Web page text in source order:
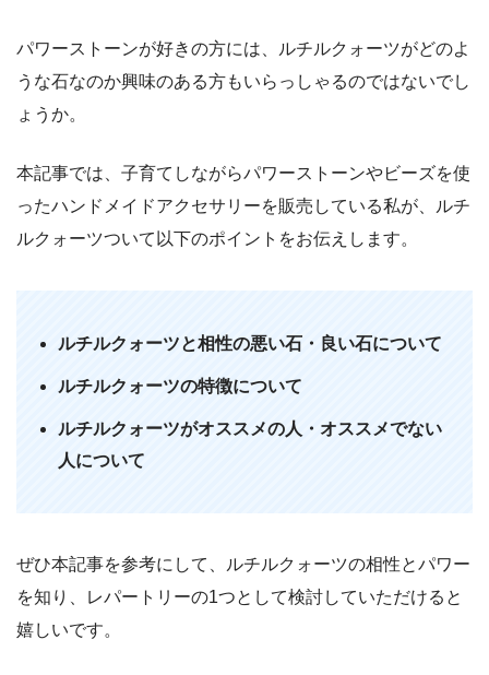
パワーストーンが好きの方には、ルチルクォーツがどのよ
うな石なのか興味のある方もいらっしゃるのではないでし
ょうか。
本記事では、子育てしながらパワーストーンやビーズを使
ったハンドメイドアクセサリーを販売している私が、ルチ
ルクォーツついて以下のポイントをお伝えします。
ルチルクォーツと相性の悪い石・良い石について
ルチルクォーツの特徴について
ルチルクォーツがオススメの人・オススメでない
人について
ぜひ本記事を参考にして、ルチルクォーツの相性とパワー
を知り、レパートリーの1つとして検討していただけると
嬉しいです。